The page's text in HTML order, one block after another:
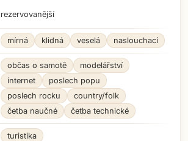
rezervovanější
mírná klidná veselá naslouchací
občas o samotě
modelářství
internet
poslech popu
poslech rocku
country/folk
četba naučné
četba technické
turistika